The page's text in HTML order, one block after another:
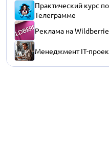
Практический курс
Телеграмме
Реклама на
Менеджмент IT-